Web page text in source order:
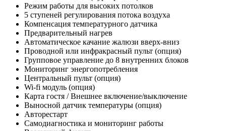
Режим работы для высоких потолков
5 ступеней регулирования потока воздуха
Компенсация температурного датчика
Предварительный нагрев
Автоматическое качание жалюзи вверх-вниз
Проводной или инфракрасный пульт (опция)
Групповое управление до 8 внутренних блоков
Мониторинг энергопотребления
Центральный пульт (опция)
Wi-fi модуль (опция)
Карта гостя / Внешнее включение/выключение
Выносной датчик температуры (опция)
Авторестарт
Самодиагностика и мониторинг работы